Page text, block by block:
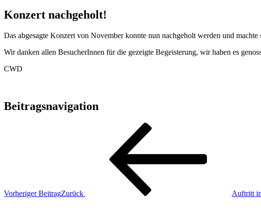
Konzert nachgeholt!
Das abgesagte Konzert von November konnte nun nachgeholt werden und machte
Wir danken allen BesucherInnen für die gezeigte Begeisterung, wir haben es
CWD
Beitragsnavigation
Vorheriger BeitragZurück Auftritt